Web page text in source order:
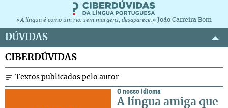
«A língua é como um rio: sem margens, desaparece.» João Carreira Bom
DÚVIDAS
CIBERDÚVIDAS
Textos publicados pelo autor
O nosso idioma
A língua amiga que